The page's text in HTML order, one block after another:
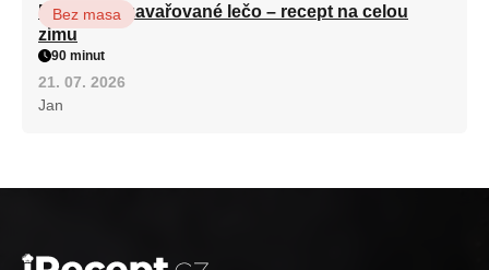
Babiččino zavařované lečo – recept na celou
zimu
Bez masa
90 minut
21. 07. 2026
Jan